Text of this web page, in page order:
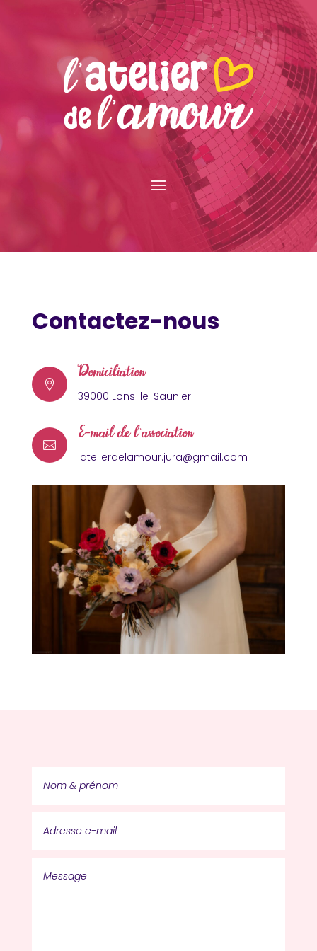
Contactez-nous

Domiciliation
39000 Lons-le-Saunier

E-mail de l'associâtion
latelierdelamour.jura@gmail.com